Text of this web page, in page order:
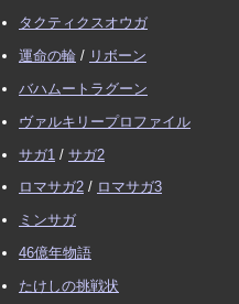
タクティクスオウガ
運命の輪 / リボーン
バハムートラグーン
ヴァルキリープロファイル
サガ1 / サガ2
ロマサガ2 / ロマサガ3
ミンサガ
46億年物語
たけしの挑戦状